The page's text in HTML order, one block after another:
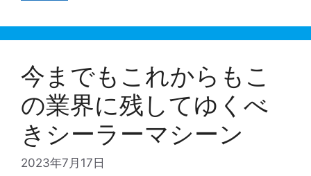
今までもこれからもこ
の業界に残してゆくべ
きシーラーマシーン
2023年7月17日